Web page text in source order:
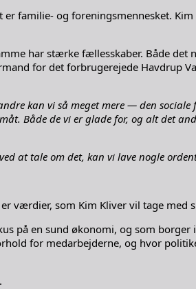
er familie- og foreningsmennesket.
har stærke fællesskaber. Både
for det forbrugerejede Havdrup
kan vi så meget mere — den
Både de vi er glade for, og alt det
at tale om det, kan vi lave nogle
værdier, som Kim Kliver vil tage med
på en sund økonomi, og som
for medarbejderne, og hvor